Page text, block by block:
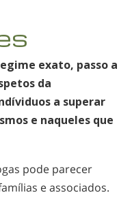
Ucraniano
exato, passo a
da
a superar
e naqueles que
pode parecer
e associados.